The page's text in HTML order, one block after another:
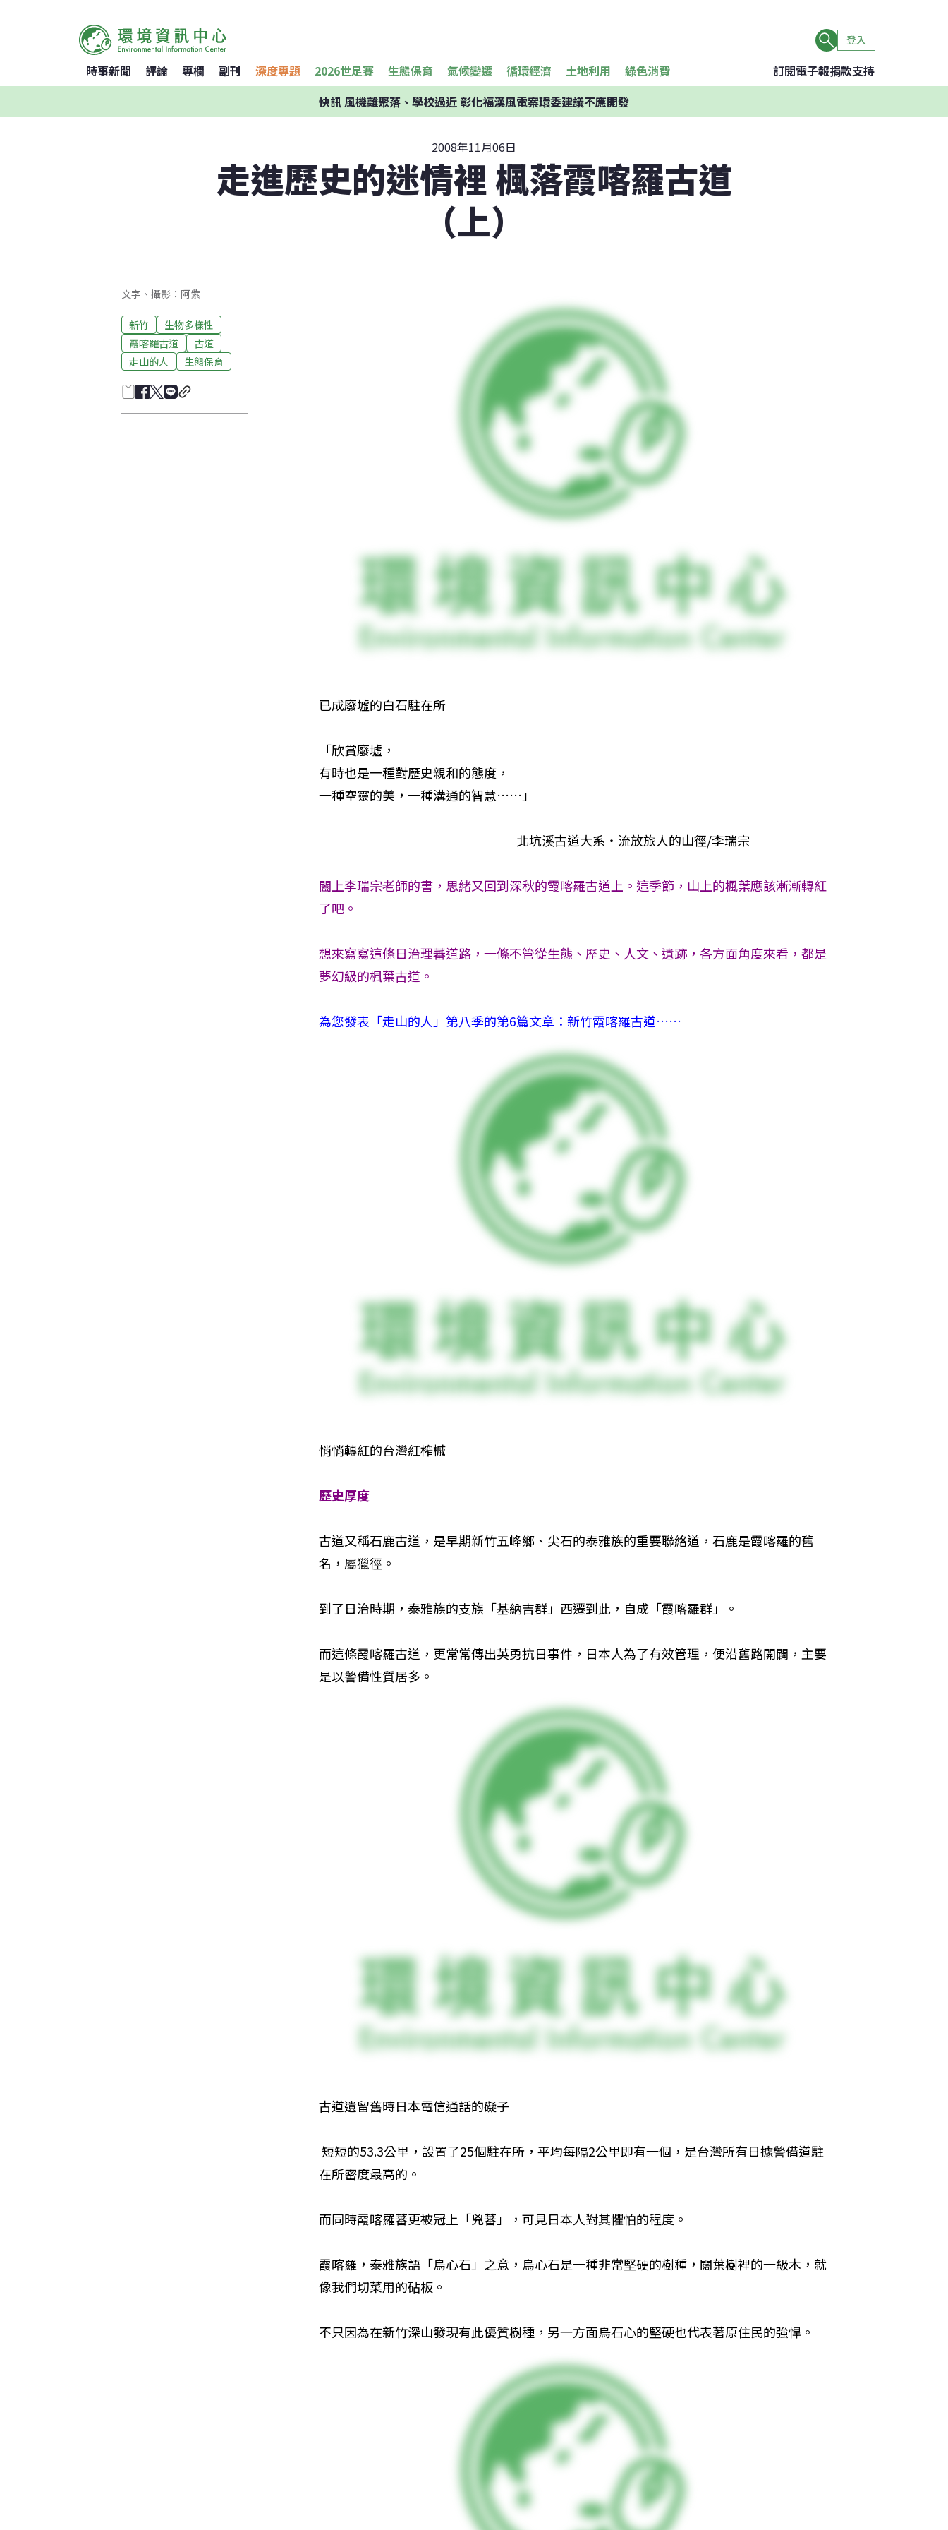
登入
時事新聞 評論 專欄 副刊 深度專題 2026世足賽 生態保育 氣候變遷 循環經濟 土地利用 綠色消費 訂閱電子報捐款支持
快訊風機離聚落、學校過近 彰化福漢風電案環委建議不應開發
2008年11月06日
走進歷史的迷情裡 楓落霞喀羅古道
（上）
文字、攝影：阿紫
新竹
生物多樣性
霞喀羅古道
古道
走山的人
生態保育
已成廢墟的白石駐在所
「欣賞廢墟，
有時也是一種對歷史親和的態度，
一種空靈的美，一種溝通的智慧……」
──北坑溪古道大系‧流放旅人的山徑/李瑞宗
闔上李瑞宗老師的書，思緒又回到深秋的霞喀羅古道上。這季節，山上的楓葉應該漸漸轉紅
了吧。
想來寫寫這條日治理蕃道路，一條不管從生態、歷史、人文、遺跡，各方面角度來看，都是
夢幻級的楓葉古道。
為您發表「走山的人」第八季的第6篇文章：新竹霞喀羅古道……
悄悄轉紅的台灣紅榨槭
歷史厚度
古道又稱石鹿古道，是早期新竹五峰鄉、尖石的泰雅族的重要聯絡道，石鹿是霞喀羅的舊
名，屬獵徑。
到了日治時期，泰雅族的支族「基納吉群」西遷到此，自成「霞喀羅群」。
而這條霞喀羅古道，更常常傳出英勇抗日事件，日本人為了有效管理，便沿舊路開闢，主要
是以警備性質居多。
古道遺留舊時日本電信通話的礙子
短短的53.3公里，設置了25個駐在所，平均每隔2公里即有一個，是台灣所有日據警備道駐
在所密度最高的。
而同時霞喀羅蕃更被冠上「兇蕃」，可見日本人對其懼怕的程度。
霞喀羅，泰雅族語「烏心石」之意，烏心石是一種非常堅硬的樹種，闊葉樹裡的一級木，就
像我們切菜用的砧板。
不只因為在新竹深山發現有此優質樹種，另一方面烏石心的堅硬也代表著原住民的強悍。